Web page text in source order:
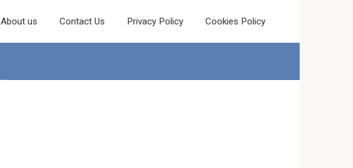
About us Contact Us Privacy Policy Cookies Policy